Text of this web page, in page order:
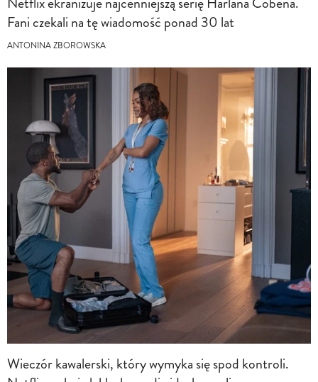
Fani czekali na tę wiadomość ponad 30 lat
ANTONINA ZBOROWSKA
Wieczór kawalerski, który wymyka się spod kontroli.